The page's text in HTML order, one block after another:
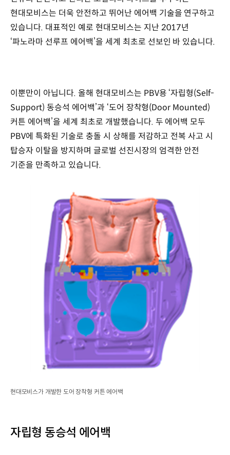
현대모비스는 더욱 안전하고 뛰어난 에어백 기술을 연구하고
있습니다. 대표적인 예로 현대모비스는 지난 2017년
‘파노라마 선루프 에어백’을 세계 최초로 선보인 바 있습니다.
이뿐만이 아닙니다. 올해 현대모비스는 PBV용 ‘자립형(Self-
Support) 동승석 에어백’과 ‘도어 장착형(Door Mounted)
커튼 에어백’을 세계 최초로 개발했습니다. 두 에어백 모두
PBV에 특화된 기술로 충돌 시 상해를 저감하고 전복 사고 시
탑승자 이탈을 방지하며 글로벌 선진시장의 엄격한 안전
기준을 만족하고 있습니다.
현대모비스가 개발한 도어 장착형 커튼 에어백
자립형 동승석 에어백